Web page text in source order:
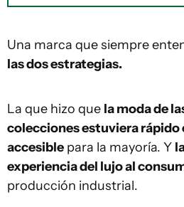
Una marca que siempre
las dos estrategias.
La que hizo que la moda de
colecciones estuviera rápido
accesible para la mayoría. Y
experiencia del lujo al
producción industrial.